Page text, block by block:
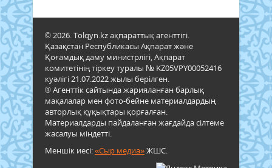
© 2026. Tolqyn.kz ақпараттық агенттігі.
Қазақстан Республикасы Ақпарат және
Қоғамдық даму министрлігі, Ақпарат
комитетінің тіркеу туралы № KZ05VPY00052416
куәлігі 21.07.2022 жылы берілген.
® Агенттік сайтында жарияланған барлық
мақалалар мен фото-бейне материалдардың
авторлық құқықтары қорғалған.
Материалдарды пайдаланған жағдайда сілтеме
жасалуы міндетті.
Меншік иесі:«Сыр медиа»ЖШС.